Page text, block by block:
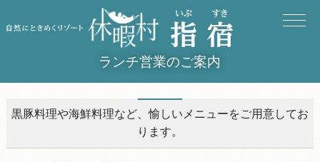
ランチ営業のご案内
黒豚料理や海鮮料理など、愉しいメニューをご用意してお
ります。